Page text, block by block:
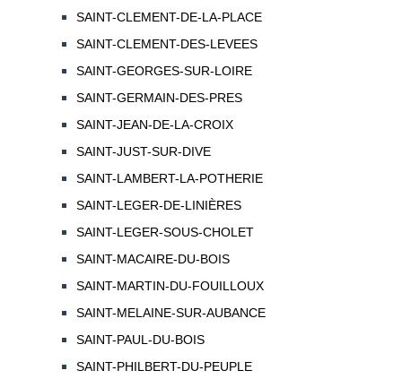
SAINT-CLEMENT-DE-LA-PLACE
SAINT-CLEMENT-DES-LEVEES
SAINT-GEORGES-SUR-LOIRE
SAINT-GERMAIN-DES-PRES
SAINT-JEAN-DE-LA-CROIX
SAINT-JUST-SUR-DIVE
SAINT-LAMBERT-LA-POTHERIE
SAINT-LEGER-DE-LINIÈRES
SAINT-LEGER-SOUS-CHOLET
SAINT-MACAIRE-DU-BOIS
SAINT-MARTIN-DU-FOUILLOUX
SAINT-MELAINE-SUR-AUBANCE
SAINT-PAUL-DU-BOIS
SAINT-PHILBERT-DU-PEUPLE